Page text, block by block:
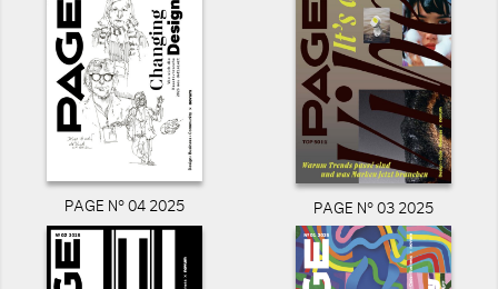
PAGE N° 04 2025 PAGE N° 03 2025